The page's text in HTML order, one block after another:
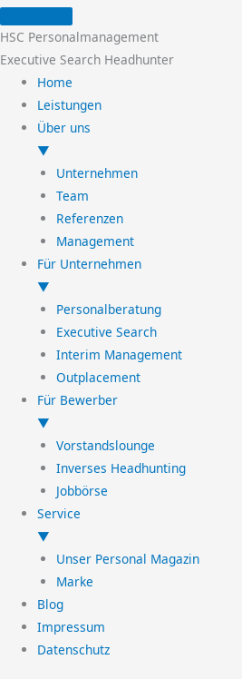
HSC Personalmanagement
Executive Search Headhunter
Home
Leistungen
Über uns
▼
Unternehmen
Team
Referenzen
Management
Für Unternehmen
▼
Personalberatung
Executive Search
Interim Management
Outplacement
Für Bewerber
▼
Vorstandslounge
Inverses Headhunting
Jobbörse
Service
▼
Unser Personal Magazin
Marke
Blog
Impressum
Datenschutz
Zum
Inhalt
springen